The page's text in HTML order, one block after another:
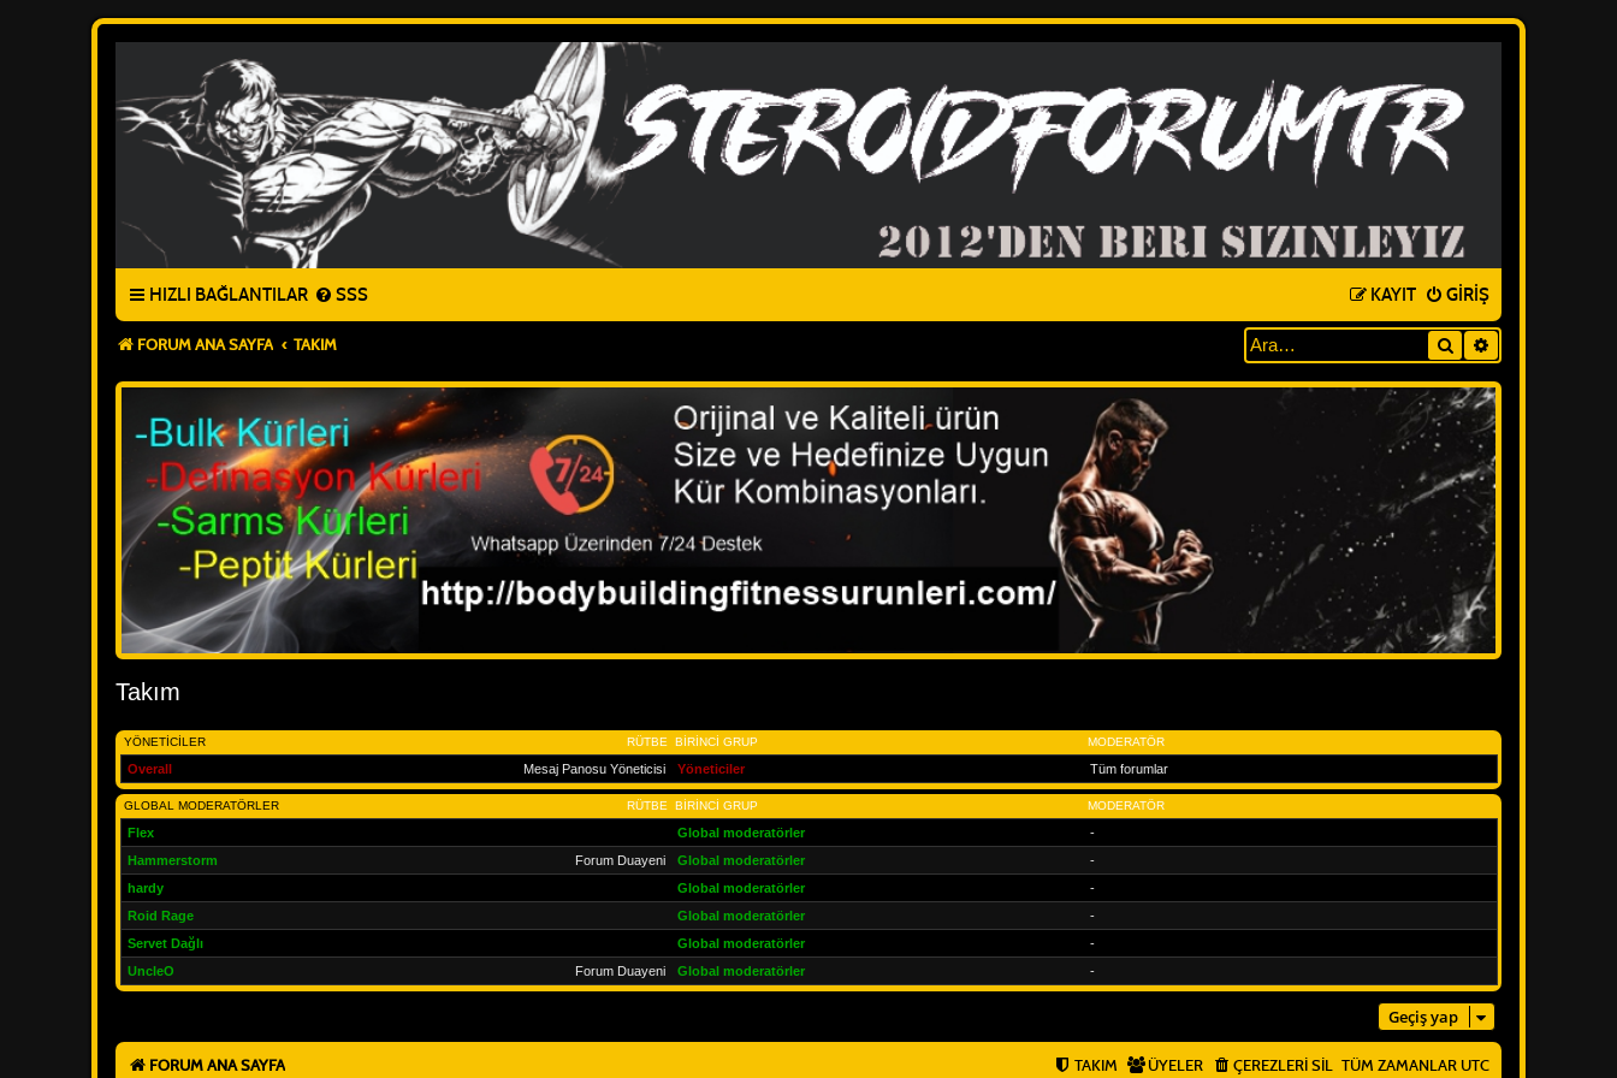
HIZLI BAĞLANTILAR SSS GIRIŞ
KAYIT
FORUM ANA SAYFA TAKIM Ara
Takım
RÜTBE
YÖNETICILER BIRINCI GRUP MODERATÖR
Mesaj Panosu Yöneticisi
Overall Yöneticiler Tüm forumlar
RÜTBE
GLOBAL MODERATÖRLER BIRINCI GRUP MODERATÖR
Flex Global moderatörler
-
Forum Duayeni
Hammerstorm Global moderatörler
-
hardy
Global moderatörler
-
Roid Rage
Global moderatörler
-
Servet Dağlı
Global moderatörler
-
Forum Duayeni
UncleO Global moderatörler -
Geçiş yap
FORUM ANA SAYFA TÜM ZAMANLAR UTC
ÇEREZLERI SIL
ÜYELER
TAKIM